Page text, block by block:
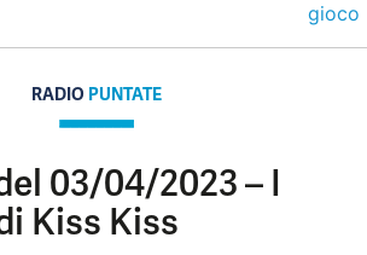
gioco
RADIO PUNTATE
03/04/2023 – I
Kiss Kiss